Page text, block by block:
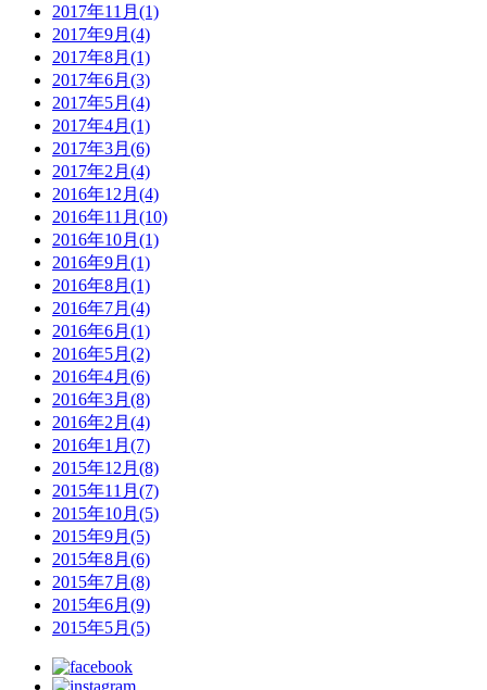
2017年11月(1)
2017年9月(4)
2017年8月(1)
2017年6月(3)
2017年5月(4)
2017年4月(1)
2017年3月(6)
2017年2月(4)
2016年12月(4)
2016年11月(10)
2016年10月(1)
2016年9月(1)
2016年8月(1)
2016年7月(4)
2016年6月(1)
2016年5月(2)
2016年4月(6)
2016年3月(8)
2016年2月(4)
2016年1月(7)
2015年12月(8)
2015年11月(7)
2015年10月(5)
2015年9月(5)
2015年8月(6)
2015年7月(8)
2015年6月(9)
2015年5月(5)